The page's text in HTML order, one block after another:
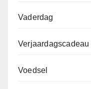
Vaderdag
Verjaardagscadeau
Voedsel